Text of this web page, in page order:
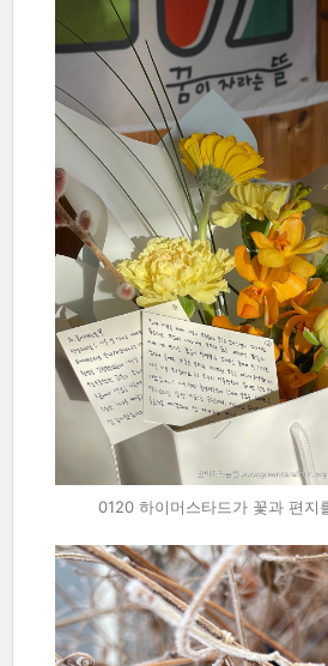
0120 하이머스타드가 꽃과 편지